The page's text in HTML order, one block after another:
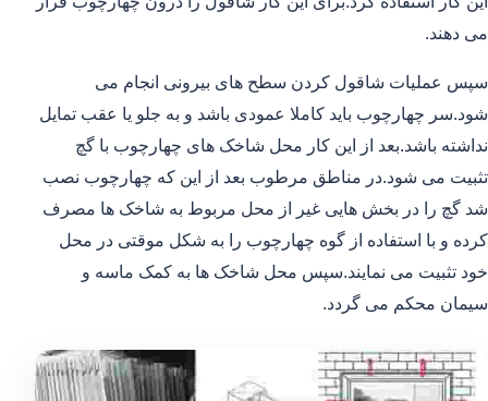
می دهند.
سپس عملیات شاقول کردن سطح های بیرونی انجام می
شود.سر چهارچوب باید کاملا عمودی باشد و به جلو یا عقب تمایل
نداشته باشد.بعد از این کار محل شاخک های چهارچوب با گچ
تثبیت می شود.در مناطق مرطوب بعد از این که چهارچوب نصب
شد گچ را در بخش هایی غیر از محل مربوط به شاخک ها مصرف
کرده و با استفاده از گوه چهارچوب را به شکل موقتی در محل
خود تثبیت می نمایند.سپس محل شاخک ها به کمک ماسه و
سیمان محکم می گردد.